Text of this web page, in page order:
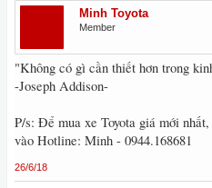
Minh Toyota
Member
"Không có gì cần thiết hơn trong
-Joseph Addison-
P/s: Để mua xe Toyota giá mới
vào Hotline: Minh - 0944.168681
26/6/18